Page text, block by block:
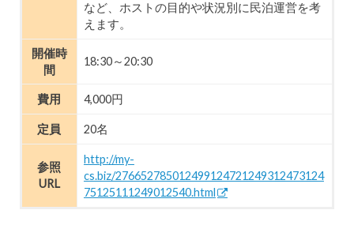
など、ホストの目的や状況別に民泊運営を考
えます。
開催時
間
18:30～20:30
費用 4,000円
定員 20名
参照
URL
http://my-
cs.biz/276652785012499124721249312473124
75125111249012540.html